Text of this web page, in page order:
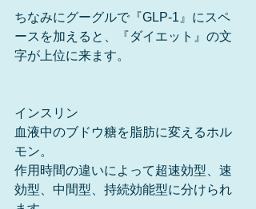
ちなみにグーグルで『GLP-1』にスペ
ースを加えると、『ダイエット』の文
字が上位に来ます。
インスリン
血液中のブドウ糖を脂肪に変えるホル
モン。
作用時間の違いによって超速効型、速
効型、中間型、持続効能型に分けられ